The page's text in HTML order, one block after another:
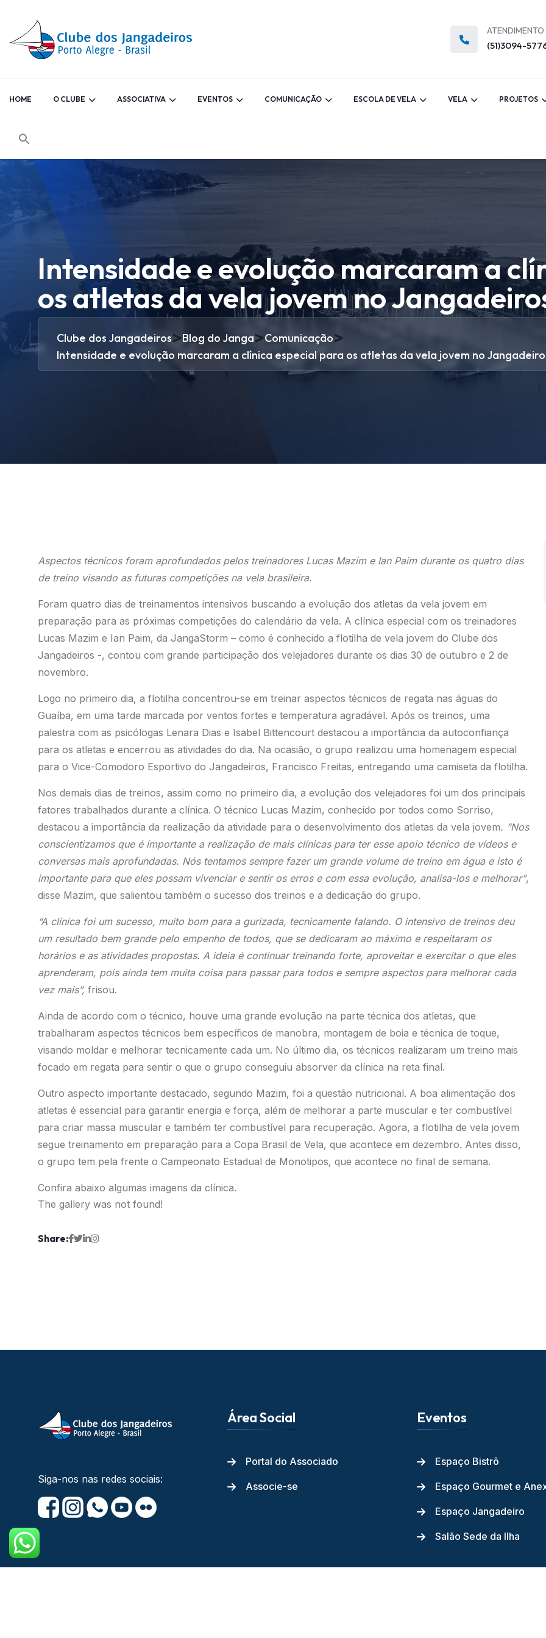
ATENDIMENTO
(51)3094-
HOME O CLUBE ASSOCIATIVA EVENTOS COMUNICAÇÃO ESCOLA DE VELA VELA PROJETOS
Intensidade e evolução marcaram a
os atletas da vela jovem no
Clube dos Jangadeiros>Blog do Janga>Comunicação>
Intensidade e evolução marcaram a clínica especial para os atletas da vela jovem no
Aspectos técnicos foram aprofundados pelos treinadores Lucas Mazim e Ian Paim durante os quatro dias
de treino visando as futuras competições na vela brasileira.
Foram quatro dias de treinamentos intensivos buscando a evolução dos atletas da vela jovem em
preparação para as próximas competições do calendário da vela. A clínica especial com os treinadores
Lucas Mazim e Ian Paim, da JangaStorm – como é conhecido a flotilha de vela jovem do Clube dos
Jangadeiros -, contou com grande participação dos velejadores durante os dias 30 de outubro e 2 de
novembro.
Logo no primeiro dia, a flotilha concentrou-se em treinar aspectos técnicos de regata nas águas do
Guaíba, em uma tarde marcada por ventos fortes e temperatura agradável. Após os treinos, uma
palestra com as psicólogas Lenara Dias e Isabel Bittencourt destacou a importância da autoconfiança
para os atletas e encerrou as atividades do dia. Na ocasião, o grupo realizou uma homenagem especial
para o Vice-Comodoro Esportivo do Jangadeiros, Francisco Freitas, entregando uma camiseta da flotilha.
Nos demais dias de treinos, assim como no primeiro dia, a evolução dos velejadores foi um dos principais
fatores trabalhados durante a clínica. O técnico Lucas Mazim, conhecido por todos como Sorriso,
destacou a importância da realização da atividade para o desenvolvimento dos atletas da vela jovem. “Nos
conscientizamos que é importante a realização de mais clínicas para ter esse apoio técnico de vídeos e
conversas mais aprofundadas. Nós tentamos sempre fazer um grande volume de treino em água e isto é
importante para que eles possam vivenciar e sentir os erros e com essa evolução, analisa-los e melhorar”,
disse Mazim, que salientou também o sucesso dos treinos e a dedicação do grupo.
“A clínica foi um sucesso, muito bom para a gurizada, tecnicamente falando. O intensivo de treinos deu
um resultado bem grande pelo empenho de todos, que se dedicaram ao máximo e respeitaram os
horários e as atividades propostas. A ideia é continuar treinando forte, aproveitar e exercitar o que eles
aprenderam, pois ainda tem muita coisa para passar para todos e sempre aspectos para melhorar cada
vez mais”, frisou.
Ainda de acordo com o técnico, houve uma grande evolução na parte técnica dos atletas, que
trabalharam aspectos técnicos bem específicos de manobra, montagem de boia e técnica de toque,
visando moldar e melhorar tecnicamente cada um. No último dia, os técnicos realizaram um treino mais
focado em regata para sentir o que o grupo conseguiu absorver da clínica na reta final.
Outro aspecto importante destacado, segundo Mazim, foi a questão nutricional. A boa alimentação dos
atletas é essencial para garantir energia e força, além de melhorar a parte muscular e ter combustível
para criar massa muscular e também ter combustível para recuperação. Agora, a flotilha de vela jovem
segue treinamento em preparação para a Copa Brasil de Vela, que acontece em dezembro. Antes disso,
o grupo tem pela frente o Campeonato Estadual de Monotipos, que acontece no final de semana.
Confira abaixo algumas imagens da clínica.
The gallery was not found!
Share:
Siga-nos nas redes sociais:
Área Social
Portal do Associado
Associe-se
Eventos
Espaço Bistrô
Espaço Gourmet e
Espaço Jangadeiro
Salão Sede da Ilha